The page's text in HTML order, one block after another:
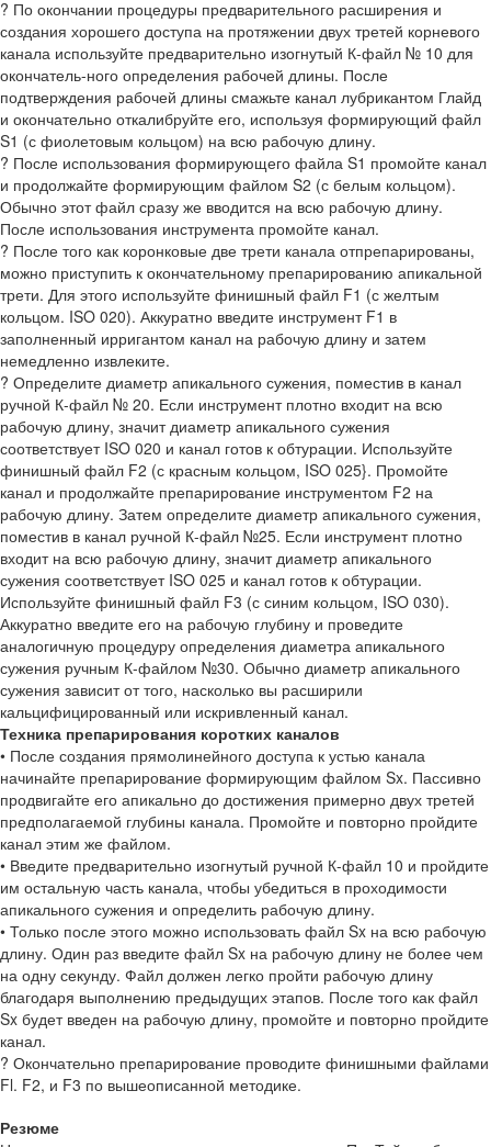
? По окончании процедуры предварительного расширения и
создания хорошего доступа на протяжении двух третей корневого
канала используйте предварительно изогнутый К-файл № 10 для
окончатель-ного определения рабочей длины. После
подтверждения рабочей длины смажьте канал лубрикантом Глайд
и окончательно откалибруйте его, используя формирующий файл
S1 (с фиолетовым кольцом) на всю рабочую длину.
? После использования формирующего файла S1 промойте канал
и продолжайте формирующим файлом S2 (с белым кольцом).
Обычно этот файл сразу же вводится на всю рабочую длину.
После использования инструмента промойте канал.
? После того как коронковые две трети канала отпрепарированы,
можно приступить к окончательному препарированию апикальной
трети. Для этого используйте финишный файл F1 (с желтым
кольцом. ISO 020). Аккуратно введите инструмент F1 в
заполненный ирригантом канал на рабочую длину и затем
немедленно извлеките.
? Определите диаметр апикального сужения, поместив в канал
ручной К-файл № 20. Если инструмент плотно входит на всю
рабочую длину, значит диаметр апикального сужения
соответствует ISO 020 и канал готов к обтурации. Используйте
финишный файл F2 (с красным кольцом, ISO 025}. Промойте
канал и продолжайте препарирование инструментом F2 на
рабочую длину. Затем определите диаметр апикального сужения,
поместив в канал ручной К-файл №25. Если инструмент плотно
входит на всю рабочую длину, значит диаметр апикального
сужения соответствует ISO 025 и канал готов к обтурации.
Используйте финишный файл F3 (с синим кольцом, ISO 030).
Аккуратно введите его на рабочую глубину и проведите
аналогичную процедуру определения диаметра апикального
сужения ручным К-файлом №30. Обычно диаметр апикального
сужения зависит от того, насколько вы расширили
кальцифицированный или искривленный канал.
Техника препарирования коротких каналов
• После создания прямолинейного доступа к устью канала
начинайте препарирование формирующим файлом Sx. Пассивно
продвигайте его апикально до достижения примерно двух третей
предполагаемой глубины канала. Промойте и повторно пройдите
канал этим же файлом.
• Введите предварительно изогнутый ручной К-файл 10 и пройдите
им остальную часть канала, чтобы убедиться в проходимости
апикального сужения и определить рабочую длину.
• Только после этого можно использовать файл Sx на всю рабочую
длину. Один раз введите файл Sx на рабочую длину не более чем
на одну секунду. Файл должен легко пройти рабочую длину
благодаря выполнению предыдущих этапов. После того как файл
Sx будет введен на рабочую длину, промойте и повторно пройдите
канал.
? Окончательно препарирование проводите финишными файлами
Fl. F2, и F3 по вышеописанной методике.
Резюме